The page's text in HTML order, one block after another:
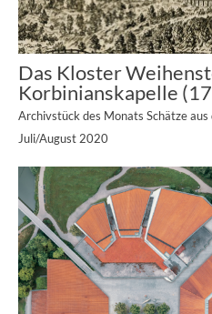
Das Kloster
Korbinianskapelle
Archivstück des Monats Schätze
Juli/August 2020